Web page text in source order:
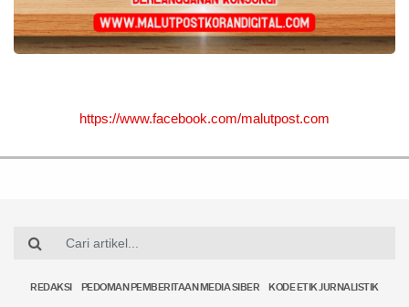
https://www.facebook.com/malutpost.com
REDAKSI PEDOMAN PEMBERITAAN MEDIA SIBER KODE ETIK JURNALISTIK